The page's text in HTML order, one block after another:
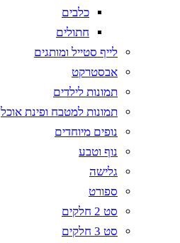
כלבים
חתולים
לייף סטייל ומותגים
אבסטרקט
תמונות לילדים
תמונות למטבח ופינת אוכל
נופים מיוחדים
נוף וטבע
גלישה
ספורט
סט 2 חלקים
סט 3 חלקים